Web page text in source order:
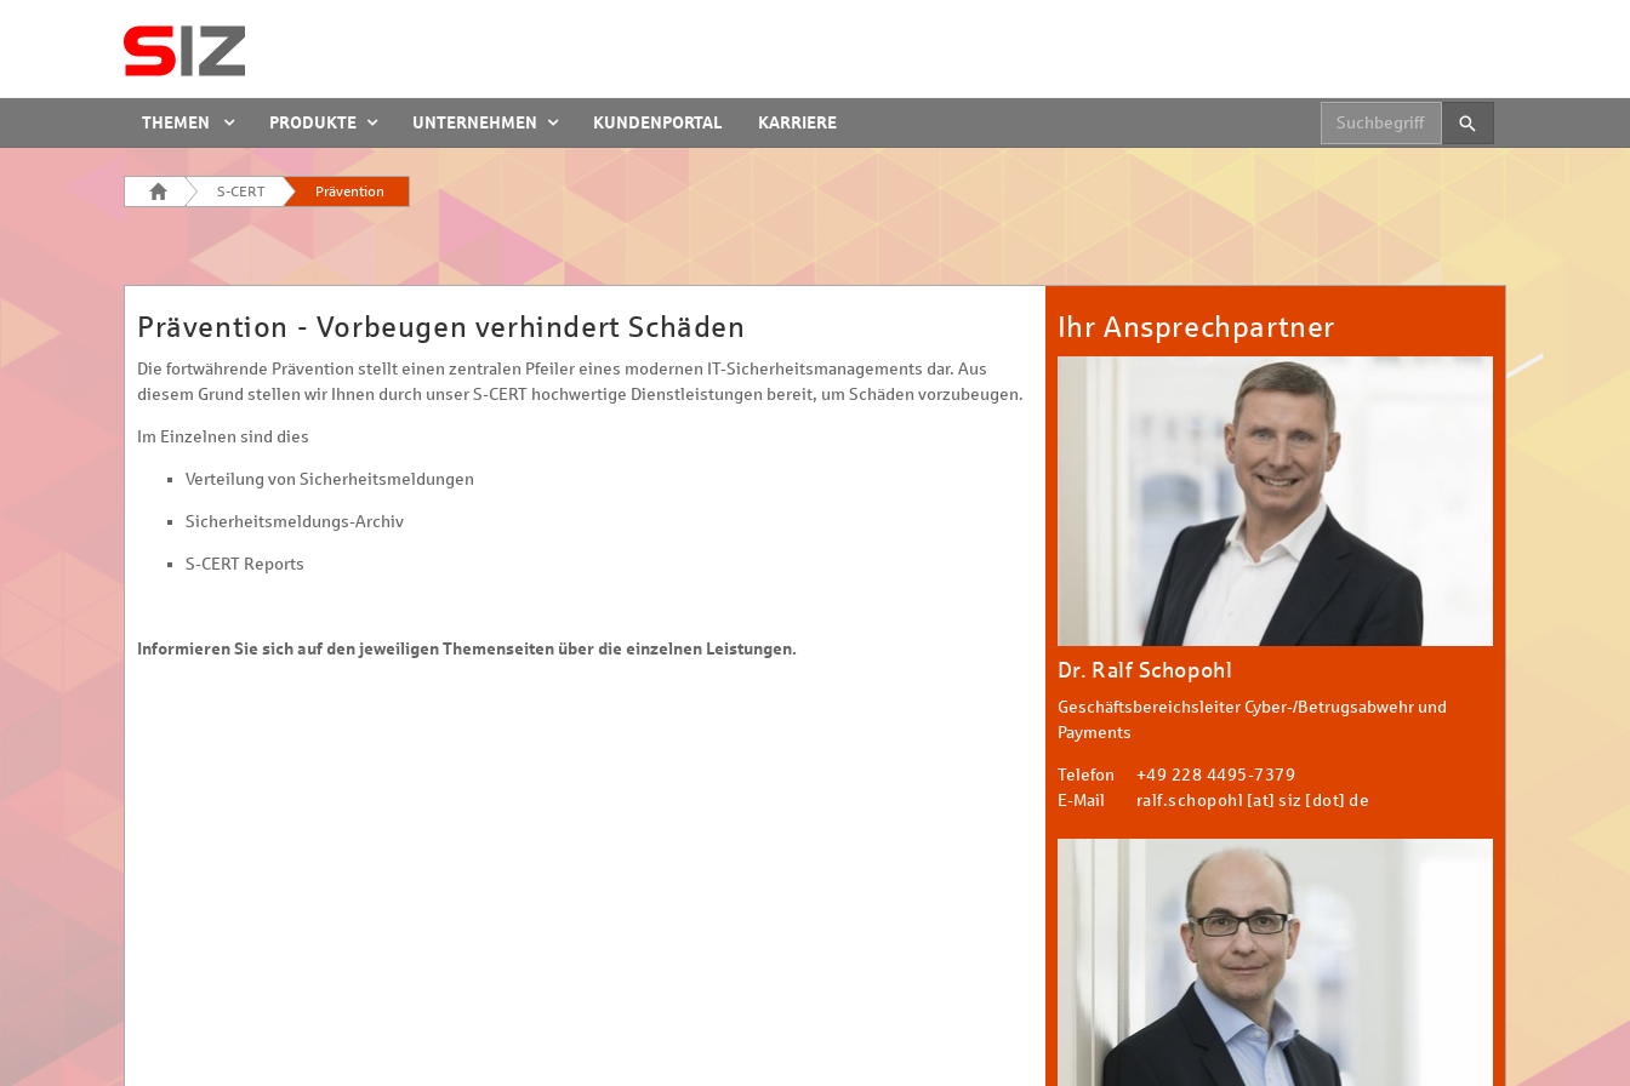
SIZ
THEMENFELDER
MENÜ
THEMEN PRODUKTE UNTERNEHMEN KUNDENPORTAL KARRIERE
StartseiteS-CERT Prävention
Prävention - Vorbeugen verhindert Schäden
Die fortwährende Prävention stellt einen zentralen Pfeiler eines modernen IT-Sicherheitsmanagements dar. Aus
diesem Grund stellen wir Ihnen durch unser S-CERT hochwertige Dienstleistungen bereit, um Schäden vorzubeugen.
Im Einzelnen sind dies
Verteilung von Sicherheitsmeldungen
Sicherheitsmeldungs-Archiv
S-CERT Reports
Informieren Sie sich auf den jeweiligen Themenseiten über die einzelnen Leistungen.
Ihr Ansprechpartner
Dr. Ralf Schopohl
Geschäftsbereichsleiter Cyber-/Betrugsabwehr und
Payments
Telefon
+49 228 4495-7379
E-Mail
ralf.schopohl [at] siz [dot] de